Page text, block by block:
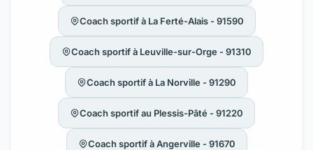
Coach sportif à La Ferté-Alais - 91590
Coach sportif à Leuville-sur-Orge - 91310
Coach sportif à La Norville - 91290
Coach sportif au Plessis-Pâté - 91220
Coach sportif à Angerville - 91670